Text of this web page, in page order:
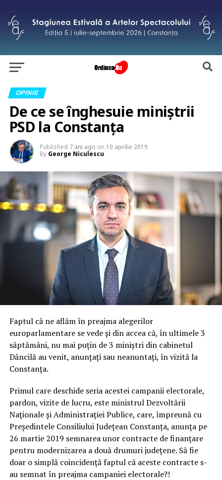
OPINIE
De ce se înghesuie miniștrii
PSD la Constanța
Published 7 ani ago on 10 aprilie 2019
By George Niculescu
Faptul că ne aflăm în preajma alegerilor
europarlamentare se vede și din accea că, în ultimele 3
săptămâni, nu mai puțin de 3 miniștri din cabinetul
Dăncilă au venit, anunțați sau neanuntați, în vizită la
Constanța.
Primul care deschide seria acestei campanii electorale,
pardon, vizite de lucru, este ministrul Dezvoltării
Naționale și Administrației Publice, care, împreună cu
Președintele Consiliului Județean Constanța, anunța pe
26 martie 2019 semnarea unor contracte de finanțare
pentru modernizarea a două drumuri județene. Să fie
doar o simplă coincidență faptul că aceste contracte s-
au semnat în preajma campaniei electorale?!